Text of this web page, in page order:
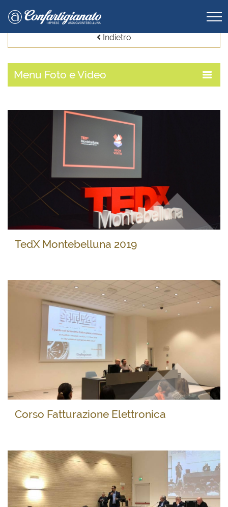
Indietro
Menu Foto e Video
TedX Montebelluna 2019
Corso Fatturazione Elettronica